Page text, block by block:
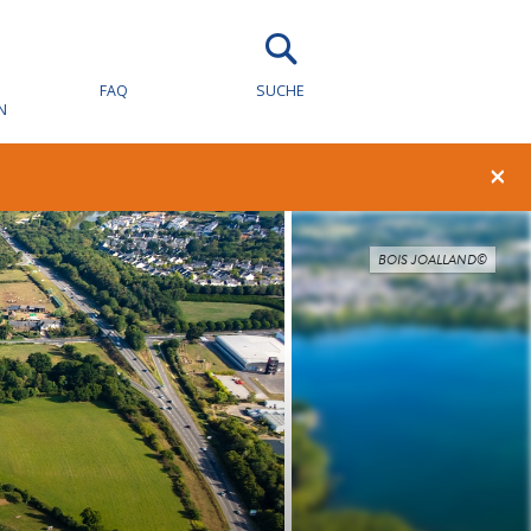
FAQ SUCHE
×
BOIS JOALLAND©